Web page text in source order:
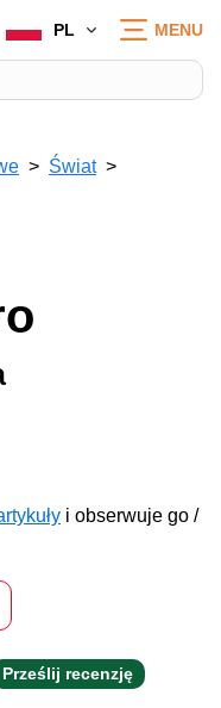
PL MENU
Świat
i obserwuje go /
Prześlij recenzję